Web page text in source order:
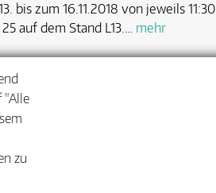
bis zum 16.11.2018 von jeweils 11:30
auf dem Stand L13.… mehr
"Alle
zu